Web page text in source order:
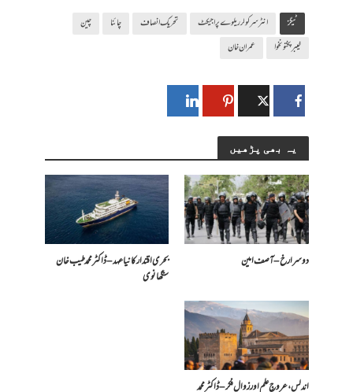
ٹیگز انٹر سرکولر ریلوے پراجیکٹ تحریک انصاف چائنا
چین
خیبر پختونخوا
عمران خان
یہ بھی پڑھیں
دوسرا رخ – آصف امین
بحری اقتدار کا نیا عہد – ڈاکٹر محمد طیب خان
سنگھانوی
اندلس، عروجِ علم اور زوالِ فکر – ڈاکٹر محمد